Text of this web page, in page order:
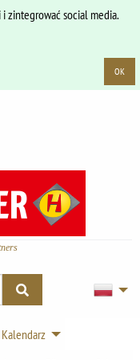
zintegrować social media.
OK
Kalendarz